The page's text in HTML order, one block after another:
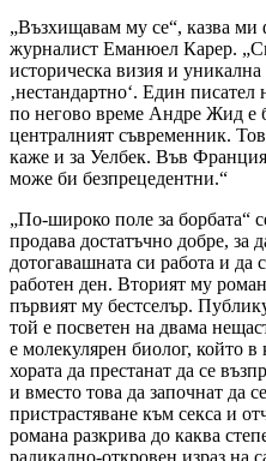
„Възхищавам му се“, казва ми
журналист Еманюел Карер.
историческа визия и
‚нестандартно‘. Един
по негово време Андре Жид е
централният съвременник.
каже и за Уелбек. Във
може би безпрецедентни.“
„По-широко поле за борбата“
продава достатъчно добре, за
дотогавашната си работа и да
работен ден. Вторият му
първият му бестселър.
той е посветен на двама
е молекулярен биолог, който
хората да престанат да се
и вместо това да започнат да
пристрастяване към секса и
романа разкрива до каква
радикално-откровен израз на